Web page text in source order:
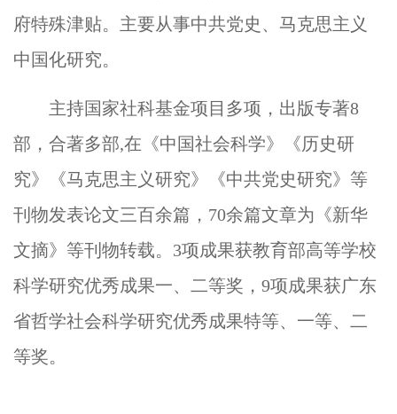
府特殊津贴。主要从事中共党史、马克思主义
中国化研究。
主持国家社科基金项目多项，出版专著8
部，合著多部,在 《中国社会科学》
《历史研
究》《马克思主义研究》《中共党史研究》等
刊物发表论文三百余篇， 70余篇文章为《新华
文摘》等刊物转载。 3项成果获教育部高等学校
科学研究优秀成果一、二等奖， 9项成果获广东
省哲学社会科学研究优秀成果特等、一等、二
等奖。